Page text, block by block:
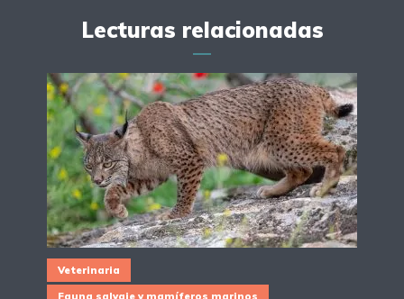
Lecturas relacionadas
Veterinaria
Fauna salvaje y mamíferos marinos